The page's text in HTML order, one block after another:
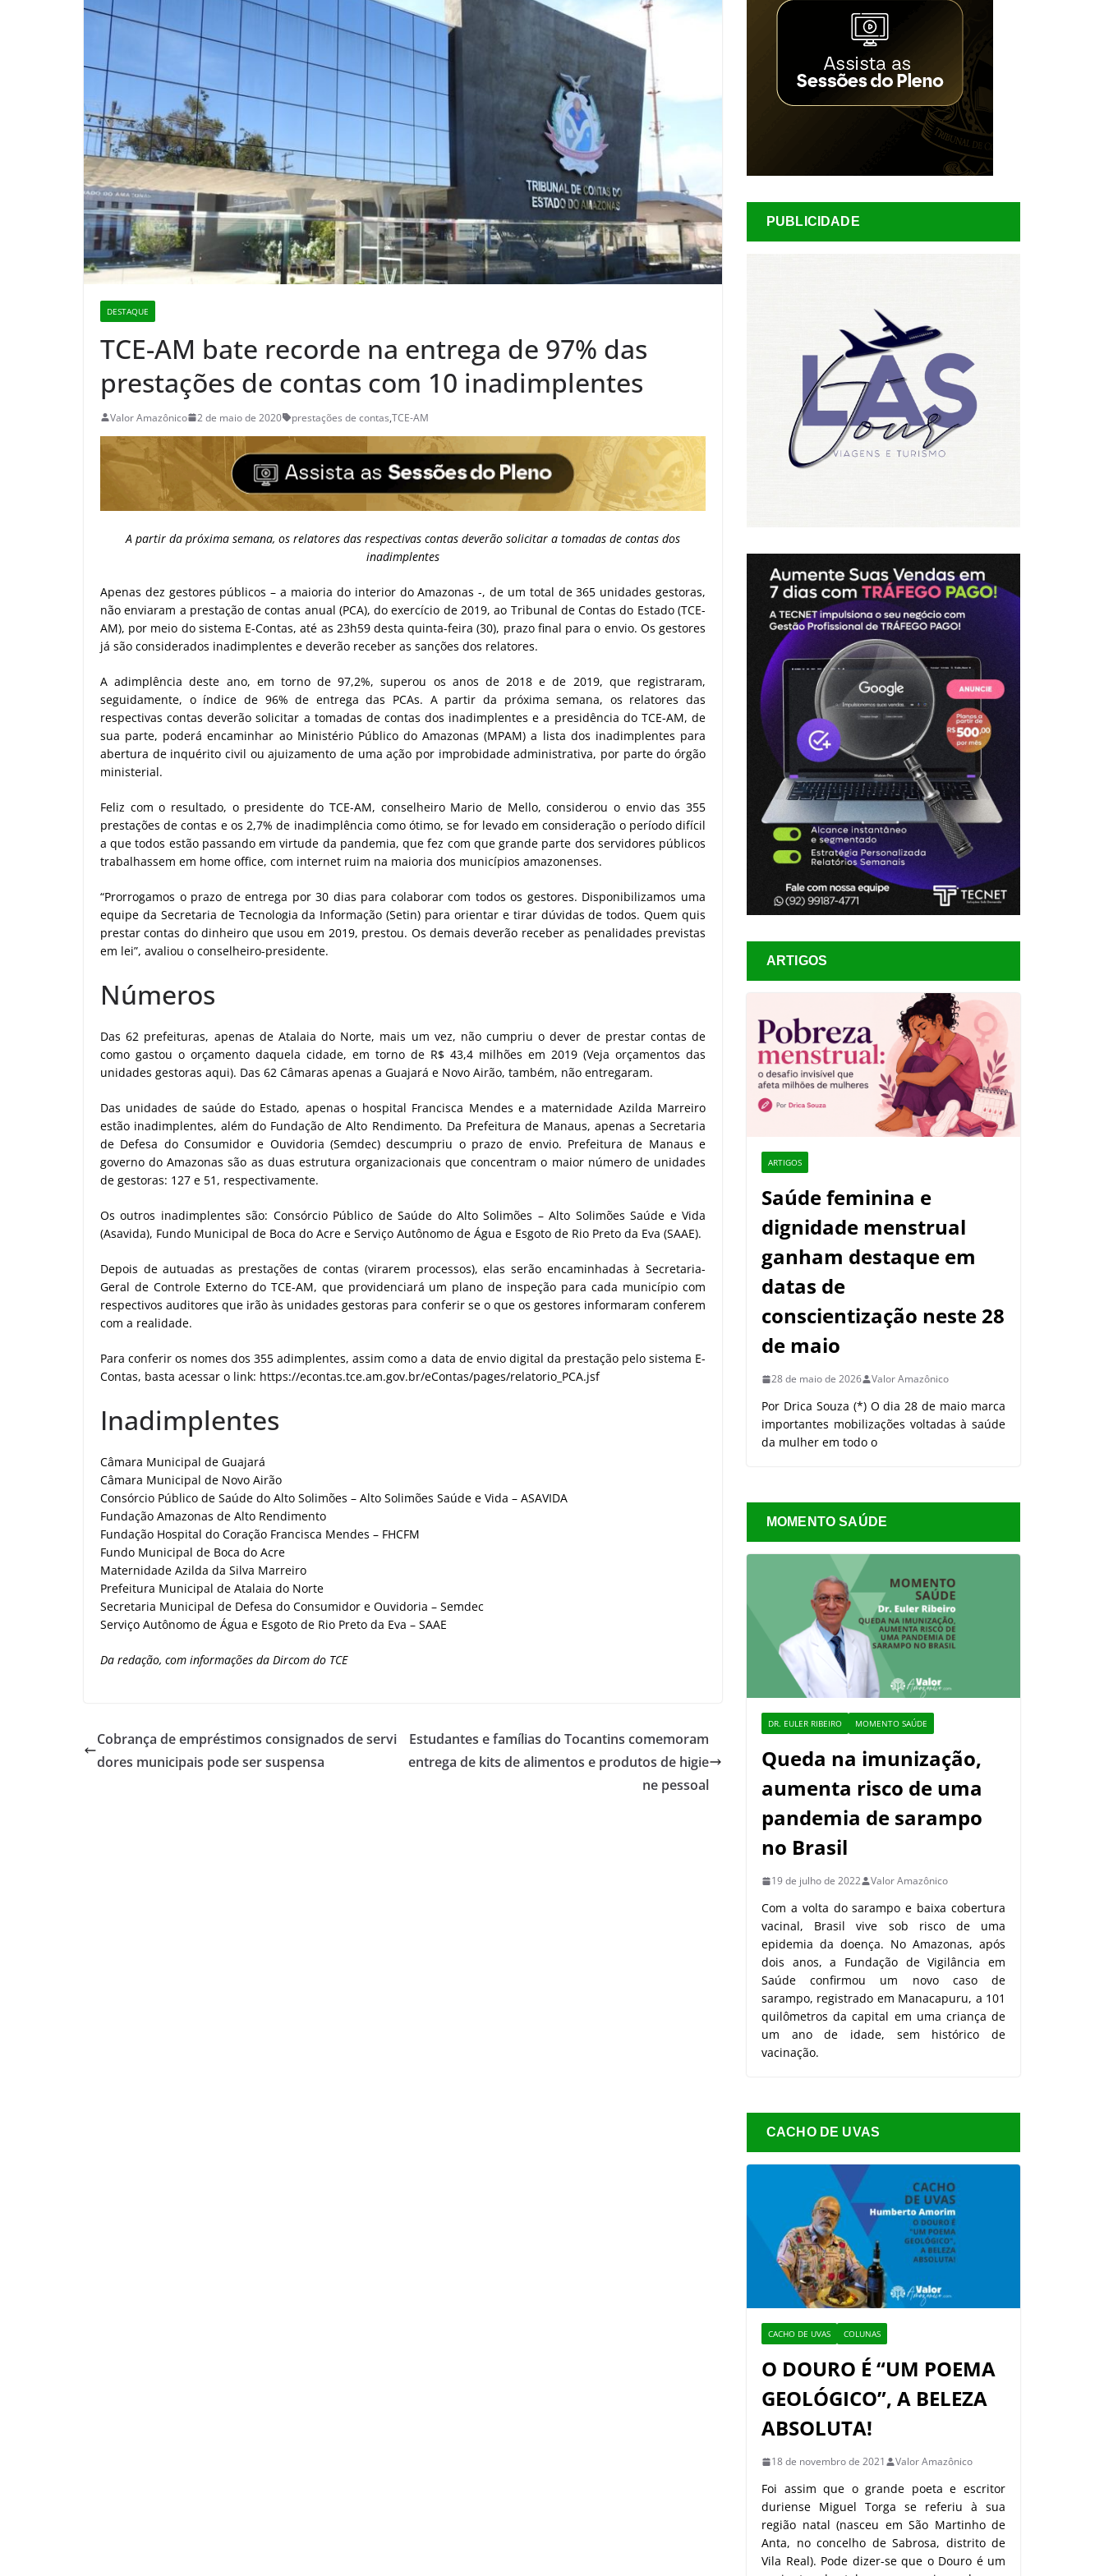
DESTAQUE
TCE-AM bate recorde na entrega de 97% das
prestações de contas com 10 inadimplentes
Valor Amazônico 2 de maio de 2020 prestações de contas,TCE-AM
A partir da próxima semana, os relatores das respectivas contas deverão solicitar a tomadas de contas dos
inadimplentes
Apenas dez gestores públicos – a maioria do interior do Amazonas -, de um total de 365 unidades gestoras,
não enviaram a prestação de contas anual (PCA), do exercício de 2019, ao Tribunal de Contas do Estado (TCE-
AM), por meio do sistema E-Contas, até as 23h59 desta quinta-feira (30), prazo final para o envio. Os gestores
já são considerados inadimplentes e deverão receber as sanções dos relatores.
A adimplência deste ano, em torno de 97,2%, superou os anos de 2018 e de 2019, que registraram,
seguidamente, o índice de 96% de entrega das PCAs. A partir da próxima semana, os relatores das
respectivas contas deverão solicitar a tomadas de contas dos inadimplentes e a presidência do TCE-AM, de
sua parte, poderá encaminhar ao Ministério Público do Amazonas (MPAM) a lista dos inadimplentes para
abertura de inquérito civil ou ajuizamento de uma ação por improbidade administrativa, por parte do órgão
ministerial.
Feliz com o resultado, o presidente do TCE-AM, conselheiro Mario de Mello, considerou o envio das 355
prestações de contas e os 2,7% de inadimplência como ótimo, se for levado em consideração o período difícil
a que todos estão passando em virtude da pandemia, que fez com que grande parte dos servidores públicos
trabalhassem em home office, com internet ruim na maioria dos municípios amazonenses.
“Prorrogamos o prazo de entrega por 30 dias para colaborar com todos os gestores. Disponibilizamos uma
equipe da Secretaria de Tecnologia da Informação (Setin) para orientar e tirar dúvidas de todos. Quem quis
prestar contas do dinheiro que usou em 2019, prestou. Os demais deverão receber as penalidades previstas
em lei”, avaliou o conselheiro-presidente.
Números
Das 62 prefeituras, apenas de Atalaia do Norte, mais um vez, não cumpriu o dever de prestar contas de
como gastou o orçamento daquela cidade, em torno de R$ 43,4 milhões em 2019 (Veja orçamentos das
unidades gestoras aqui). Das 62 Câmaras apenas a Guajará e Novo Airão, também, não entregaram.
Das unidades de saúde do Estado, apenas o hospital Francisca Mendes e a maternidade Azilda Marreiro
estão inadimplentes, além do Fundação de Alto Rendimento. Da Prefeitura de Manaus, apenas a Secretaria
de Defesa do Consumidor e Ouvidoria (Semdec) descumpriu o prazo de envio. Prefeitura de Manaus e
governo do Amazonas são as duas estrutura organizacionais que concentram o maior número de unidades
de gestoras: 127 e 51, respectivamente.
Os outros inadimplentes são: Consórcio Público de Saúde do Alto Solimões – Alto Solimões Saúde e Vida
(Asavida), Fundo Municipal de Boca do Acre e Serviço Autônomo de Água e Esgoto de Rio Preto da Eva (SAAE).
Depois de autuadas as prestações de contas (virarem processos), elas serão encaminhadas à Secretaria-
Geral de Controle Externo do TCE-AM, que providenciará um plano de inspeção para cada município com
respectivos auditores que irão às unidades gestoras para conferir se o que os gestores informaram conferem
com a realidade.
Para conferir os nomes dos 355 adimplentes, assim como a data de envio digital da prestação pelo sistema E-
Contas, basta acessar o link: https://econtas.tce.am.gov.br/eContas/pages/relatorio_PCA.jsf
Inadimplentes
Câmara Municipal de Guajará
Câmara Municipal de Novo Airão
Consórcio Público de Saúde do Alto Solimões – Alto Solimões Saúde e Vida – ASAVIDA
Fundação Amazonas de Alto Rendimento
Fundação Hospital do Coração Francisca Mendes – FHCFM
Fundo Municipal de Boca do Acre
Maternidade Azilda da Silva Marreiro
Prefeitura Municipal de Atalaia do Norte
Secretaria Municipal de Defesa do Consumidor e Ouvidoria – Semdec
Serviço Autônomo de Água e Esgoto de Rio Preto da Eva – SAAE
Da redação, com informações da Dircom do TCE
Cobrança de empréstimos consignados de servi
dores municipais pode ser suspensa
Estudantes e famílias do Tocantins comemoram
entrega de kits de alimentos e produtos de higie
ne pessoal
PUBLICIDADE
ARTIGOS
ARTIGOS
Saúde feminina e
dignidade menstrual
ganham destaque em
datas de
conscientização neste 28
de maio
28 de maio de 2026 Valor Amazônico
Por Drica Souza (*) O dia 28 de maio marca
importantes mobilizações voltadas à saúde
da mulher em todo o
MOMENTO SAÚDE
DR. EULER RIBEIRO MOMENTO SAÚDE
Queda na imunização,
aumenta risco de uma
pandemia de sarampo
no Brasil
19 de julho de 2022 Valor Amazônico
Com a volta do sarampo e baixa cobertura
vacinal, Brasil vive sob risco de uma
epidemia da doença. No Amazonas, após
dois anos, a Fundação de Vigilância em
Saúde confirmou um novo caso de
sarampo, registrado em Manacapuru, a 101
quilômetros da capital em uma criança de
um ano de idade, sem histórico de
vacinação.
CACHO DE UVAS
CACHO DE UVAS COLUNAS
O DOURO É “UM POEMA
GEOLÓGICO”, A BELEZA
ABSOLUTA!
18 de novembro de 2021 Valor Amazônico
Foi assim que o grande poeta e escritor
duriense Miguel Torga se referiu à sua
região natal (nasceu em São Martinho de
Anta, no concelho de Sabrosa, distrito de
Vila Real). Pode dizer-se que o Douro é um